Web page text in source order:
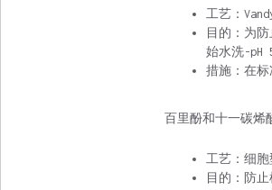
工艺：
目的：为
始水洗-pH
措施：在
百里酚和十一碳烯
工艺：细胞
目的：防